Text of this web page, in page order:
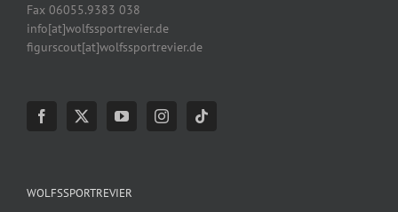
Fax 06055.9383 038
info[at]wolfssportrevier.de
figurscout[at]wolfssportrevier.de
WOLFSSPORTREVIER